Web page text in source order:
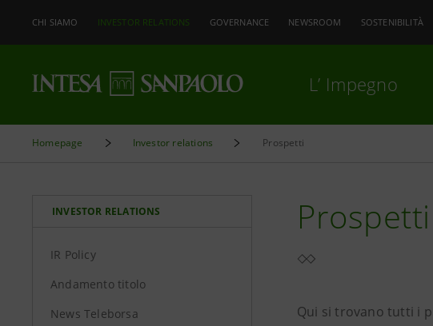
CHI SIAMO INVESTOR RELATIONS GOVERNANCE NEWSROOM SOSTENIBILITÀ
L’ Impegno
Homepage Investor relations Prospetti
INVESTOR RELATIONS
IR Policy
Andamento titolo
News Teleborsa
Prospetti
Qui si trovano tutti i